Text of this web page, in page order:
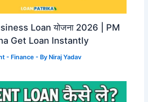
Loan योजना 2026 | PM
Get Loan Instantly
- Finance - By Niraj Yadav